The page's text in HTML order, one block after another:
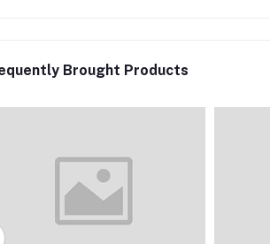
Brought Products